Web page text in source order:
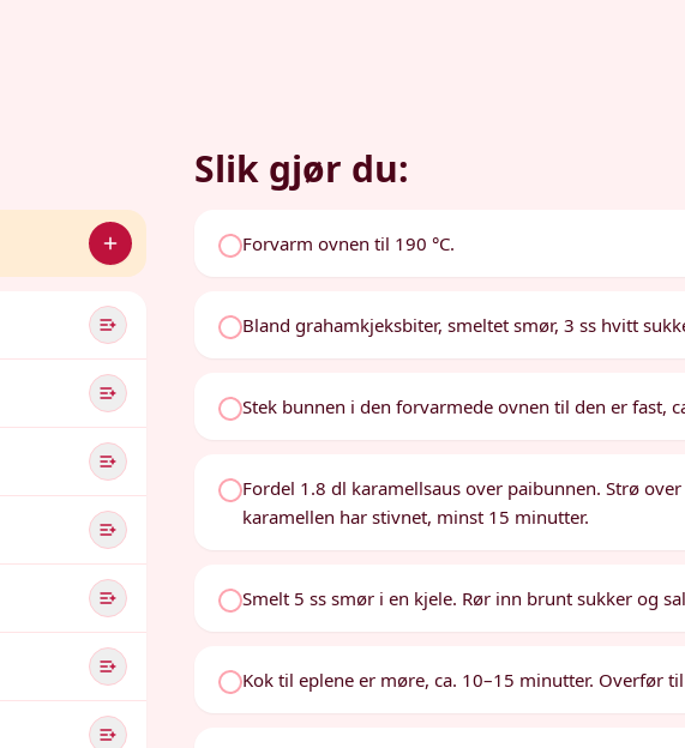
Slik gjør du:
Forvarm ovnen til 190 °C.
Bland grahamkjeksbiter, smeltet smør, 3 ss hvitt
Stek bunnen i den forvarmede ovnen til den er fast,
Fordel 1.8 dl karamellsaus over paibunnen. Strø
karamellen har stivnet, minst 15 minutter.
Smelt 5 ss smør i en kjele. Rør inn brunt sukker og
Kok til eplene er møre, ca. 10–15 minutter. Overfør